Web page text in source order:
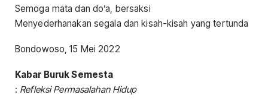
Semoga mata dan do’a, bersaksi
Menyederhanakan segala dan kisah-kisah yang tertunda
Bondowoso, 15 Mei 2022
Kabar Buruk Semesta
: Refleksi Permasalahan Hidup